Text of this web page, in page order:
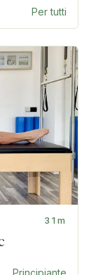
Per tutti
31m
Principiante